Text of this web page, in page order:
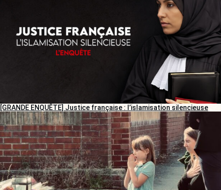
[GRANDE ENQUÊTE] Justice française : l’islamisation silencieuse